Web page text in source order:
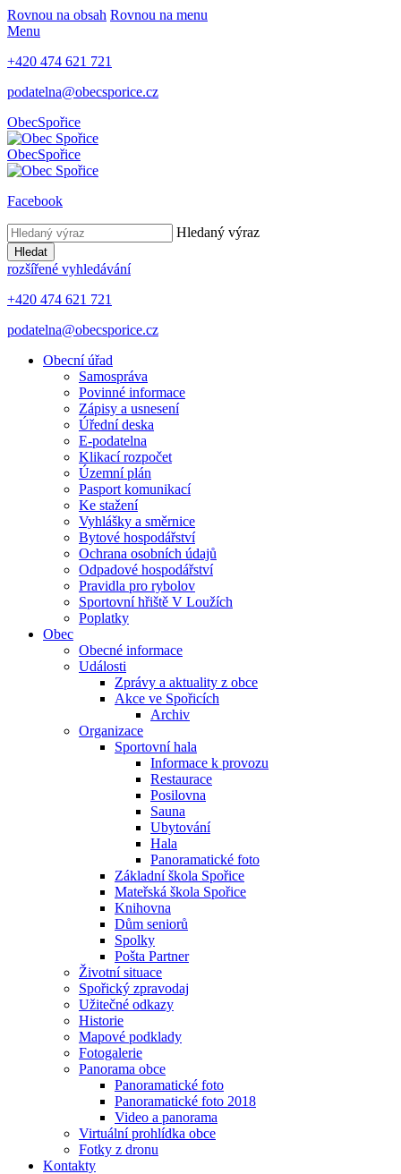
Rovnou na obsah Rovnou na menu
Menu
+420 474 621 721
podatelna@obecsporice.cz
ObecSpořice
ObecSpořice
Facebook
Hledaný výraz
Hledat
rozšířené vyhledávání
+420 474 621 721
podatelna@obecsporice.cz
Obecní úřad
Samospráva
Povinné informace
Zápisy a usnesení
Úřední deska
E-podatelna
Klikací rozpočet
Územní plán
Pasport komunikací
Ke stažení
Vyhlášky a směrnice
Bytové hospodářství
Ochrana osobních údajů
Odpadové hospodářství
Pravidla pro rybolov
Sportovní hřiště V Loužích
Poplatky
Obec
Obecné informace
Události
Zprávy a aktuality z obce
Akce ve Spořicích
Archiv
Organizace
Sportovní hala
Informace k provozu
Restaurace
Posilovna
Sauna
Ubytování
Hala
Panoramatické foto
Základní škola Spořice
Mateřská škola Spořice
Knihovna
Dům seniorů
Spolky
Pošta Partner
Životní situace
Spořický zpravodaj
Užitečné odkazy
Historie
Mapové podklady
Fotogalerie
Panorama obce
Panoramatické foto
Panoramatické foto 2018
Video a panorama
Virtuální prohlídka obce
Fotky z dronu
Kontakty